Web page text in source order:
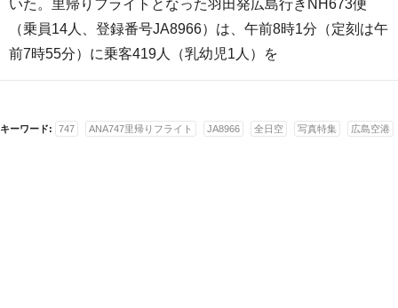
いた。里帰りフライトとなった羽田発広島行きNH673便
（乗員14人、登録番号JA8966）は、午前8時1分（定刻は午
前7時55分）に乗客419人（乳幼児1人）を
キーワード: 747 ANA747里帰りフライト JA8966 全日空 写真特集 広島空港